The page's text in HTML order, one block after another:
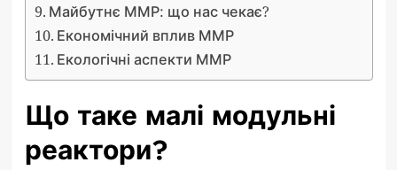
Майбутнє ММР: що нас чекає?
Економічний вплив ММР
Екологічні аспекти ММР
Що таке малі модульні
реактори?